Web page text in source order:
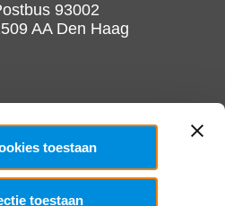
toestaan
toestaan
93002
AA Den Haag